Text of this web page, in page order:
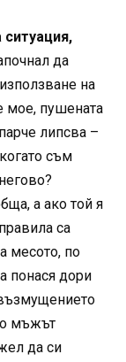
ситуация,
да
на
мое, пушената
липсва –
съм
а ако той я
са
месото, по
понася дори
мъжът
да си